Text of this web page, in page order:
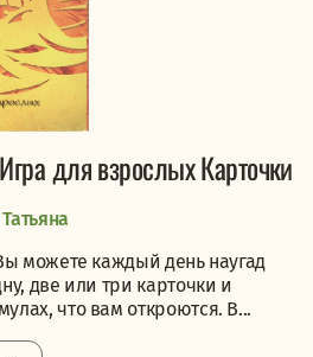
для взрослых Карточки
можете каждый день наугад
две или три карточки и
что вам откроются. В...